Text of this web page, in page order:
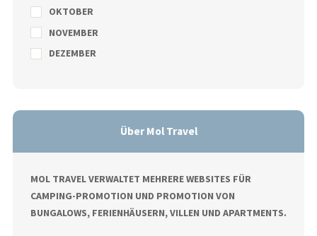
OKTOBER
NOVEMBER
DEZEMBER
Über Mol Travel
MOL TRAVEL VERWALTET MEHRERE WEBSITES FÜR
CAMPING-PROMOTION UND PROMOTION VON
BUNGALOWS, FERIENHÄUSERN, VILLEN UND APARTMENTS.